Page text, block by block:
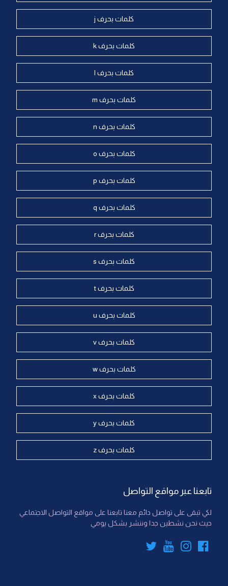
كلمات بحرف j
كلمات بحرف k
كلمات بحرف l
كلمات بحرف m
كلمات بحرف n
كلمات بحرف o
كلمات بحرف p
كلمات بحرف q
كلمات بحرف r
كلمات بحرف s
كلمات بحرف t
كلمات بحرف u
كلمات بحرف v
كلمات بحرف w
كلمات بحرف x
كلمات بحرف y
كلمات بحرف z
تابعنا عبر مواقع التواصل
لكي تبقى على تواصل دائم معنا تابعنا على مواقع التواصل الاجتماعي
حيث نحن نشطين جدا وننشر بشكل يومي